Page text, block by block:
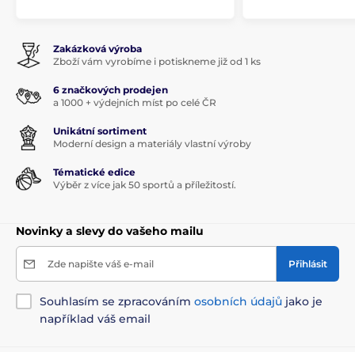
Zakázková výroba
Zboží vám vyrobíme i potiskneme již od 1 ks
6 značkových prodejen
a 1000 + výdejních míst po celé ČR
Unikátní sortiment
Moderní design a materiály vlastní výroby
Tématické edice
Výběr z více jak 50 sportů a příležitostí.
Novinky a slevy do vašeho mailu
Zde napište váš e-mail Přihlásit
Souhlasím se zpracováním osobních údajů jako je
například váš email